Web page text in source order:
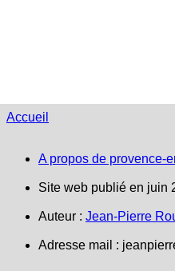
Accueil
A propos de provence-
Site web publié en juin
Auteur : Jean-Pierre
Adresse mail :